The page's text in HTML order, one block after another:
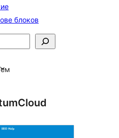
блоков